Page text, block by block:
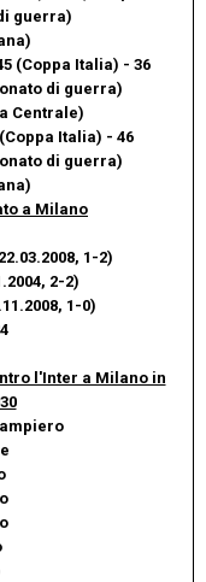
guerra)
(Coppa Italia) - 36
di guerra)
Centrale)
Italia) - 46
di guerra)
a Milano
1-2)
2-2)
1-0)
l'Inter a Milano in